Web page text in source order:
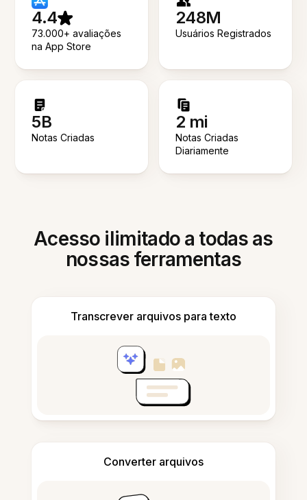
4.4
73.000+ avaliações
na App Store
248M
Usuários Registrados
5B
Notas Criadas
2 mi
Notas Criadas
Diariamente
Acesso ilimitado a todas as
nossas ferramentas
Transcrever arquivos para texto
Converter arquivos